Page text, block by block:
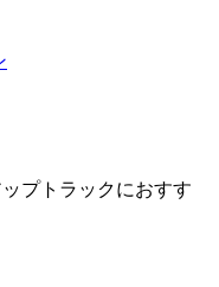
プトラックにおすす